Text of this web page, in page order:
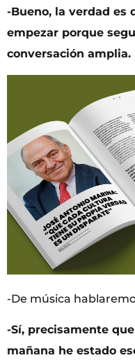
-Bueno, la verdad es
empezar porque
conversación amplia.
-De música
-Sí, precisamente
mañana he estado